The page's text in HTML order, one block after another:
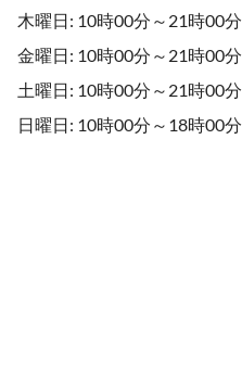
木曜日: 10時00分～21時00分
金曜日: 10時00分～21時00分
土曜日: 10時00分～21時00分
日曜日: 10時00分～18時00分